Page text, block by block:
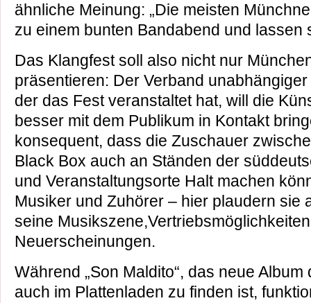
ähnliche Meinung: „Die meisten
zu einem bunten Bandabend und lassen
Das Klangfest soll also nicht nur
präsentieren: Der Verband
der das Fest veranstaltet hat, will die
besser mit dem Publikum in Kontakt
konsequent, dass die Zuschauer
Black Box auch an Ständen der
und Veranstaltungsorte Halt machen
Musiker und Zuhörer – hier plaudern sie
seine
Neuerscheinungen.
Während „Son Maldito“, das neue
auch im Plattenladen zu finden ist,